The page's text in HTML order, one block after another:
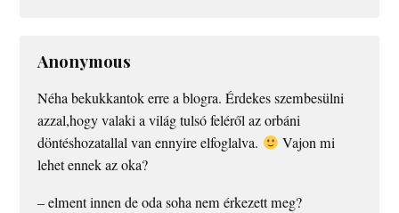
Anonymous
Néha bekukkantok erre a blogra. Érdekes szembesülni
azzal,hogy valaki a világ tulsó feléről az orbáni
döntéshozatallal van ennyire elfoglalva.
Vajon mi
lehet ennek az oka?
– elment innen de oda soha nem érkezett meg?